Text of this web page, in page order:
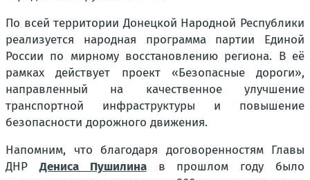
По всей территории Донецкой Народной Республики
реализуется народная программа партии Единой
России по мирному восстановлению региона. В её
рамках действует проект «Безопасные дороги»,
направленный на качественное улучшение
транспортной инфраструктуры и повышение
безопасности дорожного движения.
Напомним, что благодаря договоренностям Главы
ДНРДениса Пушилинав прошлом году было